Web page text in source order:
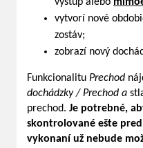
vytvorí nové
zostáv;
zobrazí nový
Funkcionalitu Prechod
dochádzky / Prechod a
prechod. Je potrebné,
skontrolované ešte
vykonaní už nebude